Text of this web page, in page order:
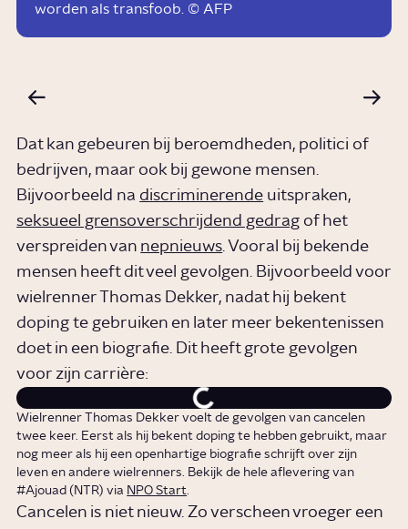
worden als transfoob. © AFP
Dat kan gebeuren bij beroemdheden, politici of
bedrijven, maar ook bij gewone mensen.
Bijvoorbeeld na discriminerende uitspraken,
seksueel grensoverschrijdend gedrag of het
verspreiden van nepnieuws. Vooral bij bekende
mensen heeft dit veel gevolgen. Bijvoorbeeld voor
wielrenner Thomas Dekker, nadat hij bekent
doping te gebruiken en later meer bekentenissen
doet in een biografie. Dit heeft grote gevolgen
voor zijn carrière:
Wielrenner Thomas Dekker voelt de gevolgen van cancelen
twee keer. Eerst als hij bekent doping te hebben gebruikt, maar
nog meer als hij een openhartige biografie schrijft over zijn
leven en andere wielrenners. Bekijk de hele aflevering van
#Ajouad (NTR) via NPO Start.
Cancelen is niet nieuw. Zo verscheen vroeger een